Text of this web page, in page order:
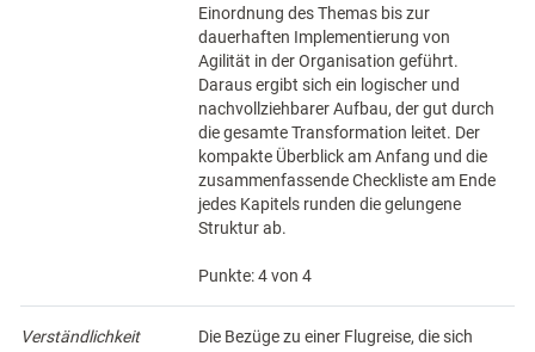
Einordnung des Themas bis zur
dauerhaften Implementierung von
Agilität in der Organisation geführt.
Daraus ergibt sich ein logischer und
nachvollziehbarer Aufbau, der gut durch
die gesamte Transformation leitet. Der
kompakte Überblick am Anfang und die
zusammenfassende Checkliste am Ende
jedes Kapitels runden die gelungene
Struktur ab.
Punkte: 4 von 4
Verständlichkeit
Die Bezüge zu einer Flugreise, die sich